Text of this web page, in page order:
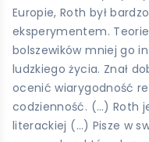
Europie, Roth był
eksperymentem.
bolszewików mniej go
ludzkiego życia. Znał
ocenić wiarygodność
codzienność. (…) Roth
literackiej (…) Pisze w